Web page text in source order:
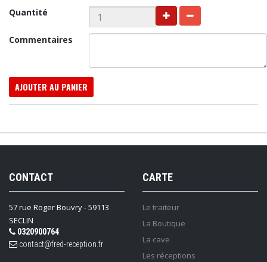
Quantité
Commentaires
AJOUTER AU PANIER
CONTACT
57 rue Roger Bouvry - 59113
SECLIN
0320900764
contact@fred-reception.fr
CARTE
Le traiteur
La Boutique
La cave
Les réceptions